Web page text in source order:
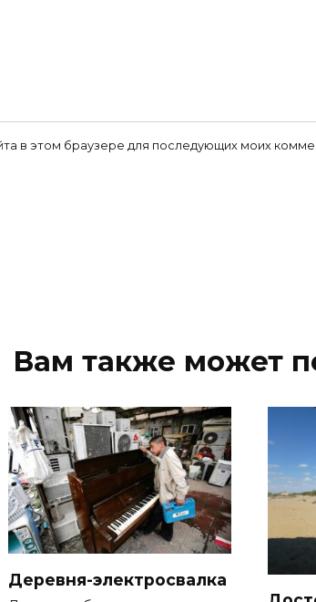
в этом браузере для последующих моих
Вам также может
Деревня-электросвалка